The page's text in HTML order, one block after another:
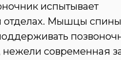
испытывает
отделах. Мышцы
современная